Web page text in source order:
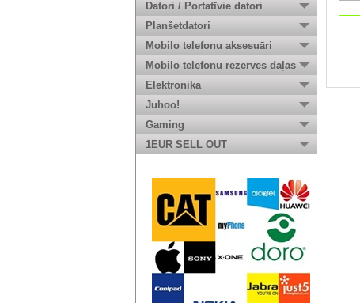
Datori / Portatīvie datori
Planšetdatori
Mobilo telefonu aksesuāri
Mobilo telefonu rezerves daļas
Elektronika
Juhoo!
Gaming
1EUR SELL OUT